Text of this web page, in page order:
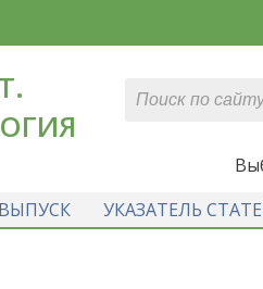
УКАЗАТЕЛЬ